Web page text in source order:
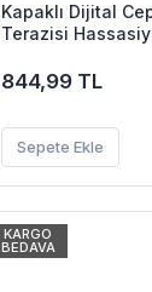
Kapaklı Dijital
Terazisi
844,99 TL
Sepete Ekle
KARGO
BEDAVA